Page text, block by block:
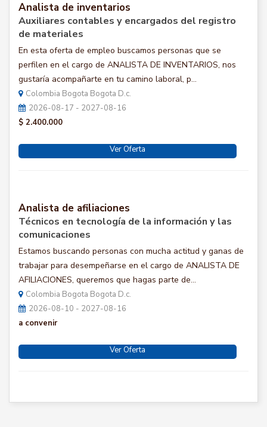
Analista de inventarios
Auxiliares contables y encargados del registro
de materiales
En esta oferta de empleo buscamos personas que se
perfilen en el cargo de ANALISTA DE INVENTARIOS, nos
gustaría acompañarte en tu camino laboral, p...
Colombia Bogota Bogota D.c.
2026-08-17 - 2027-08-16
$ 2.400.000
Ver Oferta
Analista de afiliaciones
Técnicos en tecnología de la información y las
comunicaciones
Estamos buscando personas con mucha actitud y ganas de
trabajar para desempeñarse en el cargo de ANALISTA DE
AFILIACIONES, queremos que hagas parte de...
Colombia Bogota Bogota D.c.
2026-08-10 - 2027-08-16
a convenir
Ver Oferta